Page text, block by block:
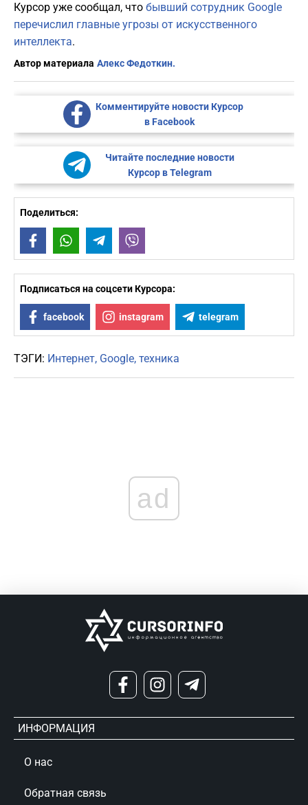
Курсор уже сообщал, что бывший сотрудник Google
перечислил главные угрозы от искусственного
интеллекта.
Автор материала Алекс Федоткин.
Комментируйте новости Курсор
в Facebook
Читайте последние новости
Курсор в Telegram
Поделиться:
FacebookWhatsAppTelegram
Подписаться на соцсети Курсора:
facebook instagram telegram
ТЭГИ: Интернет Google техника
ad
ИНФОРМАЦИЯ
О нас
Обратная связь